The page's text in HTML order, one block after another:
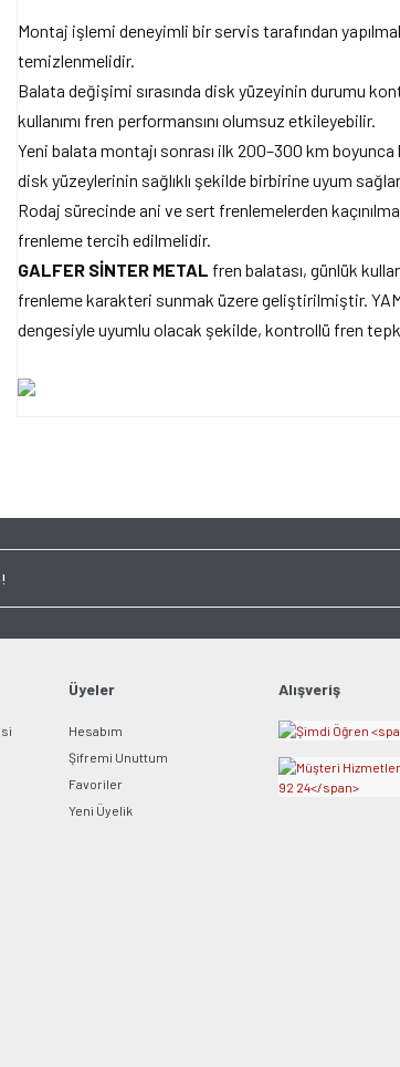
Montaj işlemi deneyimli bir servis tarafından
temizlenmelidir.
Balata değişimi sırasında disk yüzeyinin durumu
kullanımı fren performansını olumsuz etkileyebilir.
Yeni balata montajı sonrası ilk 200–300 km
disk yüzeylerinin sağlıklı şekilde birbirine uyum
Rodaj sürecinde ani ve sert frenlemelerden
frenleme tercih edilmelidir.
GALFER SİNTER METAL fren balatası, günlük
frenleme karakteri sunmak üzere geliştirilmiştir.
dengesiyle uyumlu olacak şekilde, kontrollü fren
Üyeler
Hesabım
Şifremi Unuttum
Favoriler
Yeni Üyelik
Alışveriş